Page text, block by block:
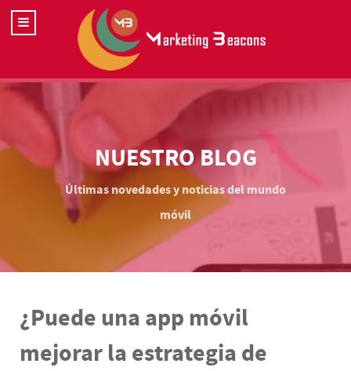
NUESTRO BLOG
Últimas novedades y noticias del mundo
móvil
¿Puede una app móvil
mejorar la estrategia de